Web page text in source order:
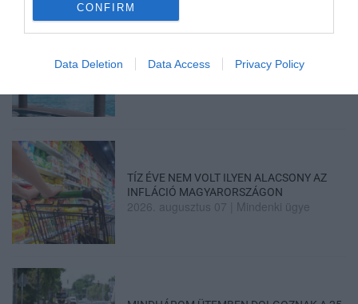
CONFIRM
Data Deletion Data Access Privacy Policy
LEÁLLÍTOTT SZOLGÁLTATÁSOK AZ EGRI...
TÍZ ÉVE NEM VOLT ILYEN ALACSONY AZ
INFLÁCIÓ MAGYARORSZÁGON
2026. augusztus 07 Mindenki ügye